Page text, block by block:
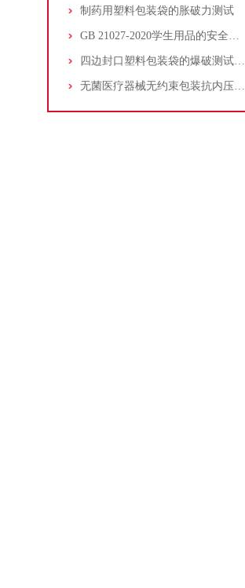
制药用塑料包装袋的胀破力测试
GB 21027-2020学生用品的安全通用要求笔套的空气流量试验
四边封口塑料包装袋的爆破测试方法和检测仪器
无菌医疗器械无约束包装抗内压破坏符合YYT 0681.3-2010标准